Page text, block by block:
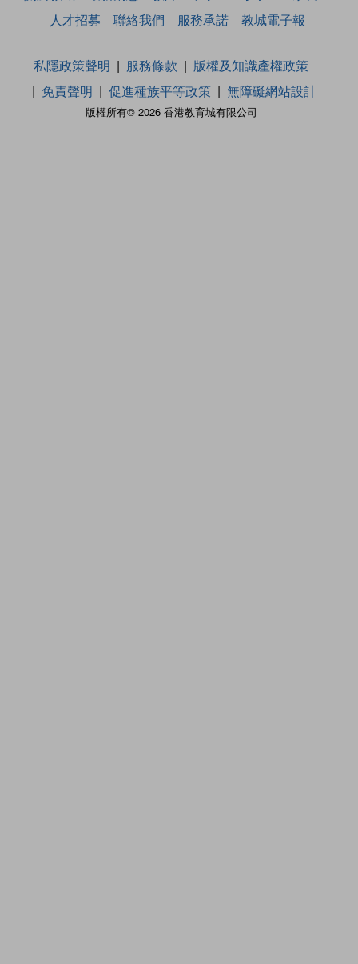
人才招募
聯絡我們 服務承諾 教城電子報
版權所有© 2026 香港教育城有限公司
私隱政策聲明 服務條款
版權及知識產權政策
免責聲明
促進種族平等政策 無障礙網站設計